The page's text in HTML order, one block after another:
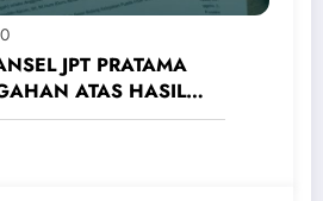
0
JPT PRATAMA
ATAS HASIL
PADA SELEKSI
KABUPATEN